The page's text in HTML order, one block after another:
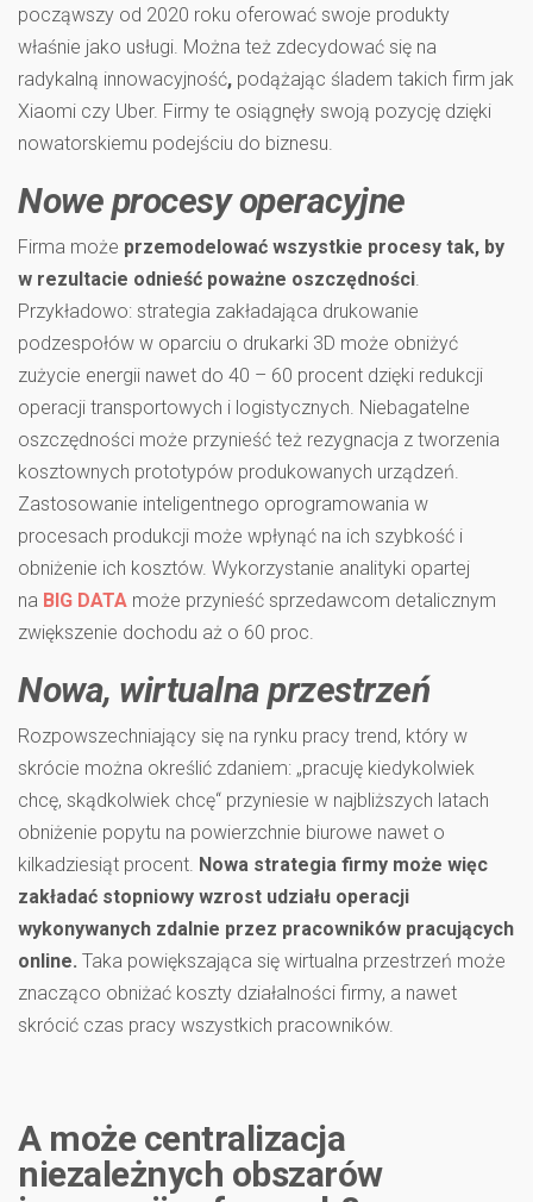
począwszy od 2020 roku oferować swoje produkty
właśnie jako usługi. Można też zdecydować się na
radykalną innowacyjność, podążając śladem takich firm jak
Xiaomi czy Uber. Firmy te osiągnęły swoją pozycję dzięki
nowatorskiemu podejściu do biznesu.
Nowe procesy operacyjne
Firma może przemodelować wszystkie procesy tak, by
w rezultacie odnieść poważne oszczędności
Przykładowo: strategia zakładająca drukowanie
podzespołów w oparciu o drukarki 3D może obniżyć
zużycie energii nawet do 40 – 60 procent dzięki redukcji
operacji transportowych i logistycznych. Niebagatelne
oszczędności może przynieść też rezygnacja z tworzenia
kosztownych prototypów produkowanych urządzeń.
Zastosowanie inteligentnego oprogramowania w
procesach produkcji może wpłynąć na ich szybkość i
obniżenie ich kosztów. Wykorzystanie analityki opartej
na BIG DATA może przynieść sprzedawcom detalicznym
zwiększenie dochodu aż o 60 proc.
Nowa, wirtualna przestrzeń
Rozpowszechniający się na rynku pracy trend, który w
skrócie można określić zdaniem: „pracuję kiedykolwiek
chcę, skądkolwiek chcę“ przyniesie w najbliższych latach
obniżenie popytu na powierzchnie biurowe nawet o
kilkadziesiąt procent. Nowa strategia firmy może więc
zakładać stopniowy wzrost udziału operacji
wykonywanych zdalnie przez pracowników pracujących
online. Taka powiększająca się wirtualna przestrzeń może
znacząco obniżać koszty działalności firmy, a nawet
skrócić czas pracy wszystkich pracowników.
A może centralizacja
niezależnych obszarów